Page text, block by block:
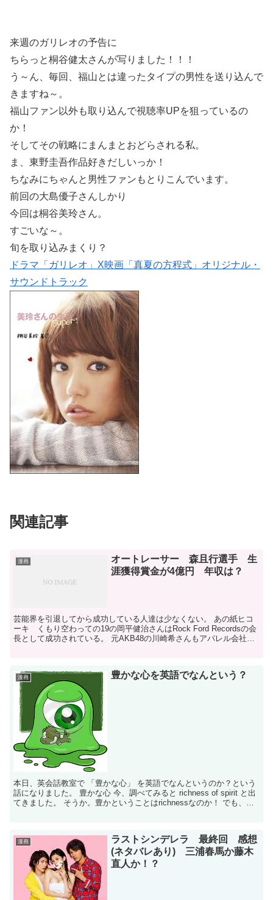
来週のガリレオの予告に
ちらっと桐谷健太さんが写りました！！！
う～ん、毎回、福山とは違ったタイプの男性を送り込んで
きますね～。
福山ファン以外も取り込んで視聴率UPを狙っているの
か！
そしてその戦略にまんまとおどらされる私。
ま、東野圭吾作品好きだしいっか！
ちなみにちゃんと男性ファンもとりこんでいます。
前回の大島優子さんしかり
今回は桐谷美玲さん。
すごいな～。
旬を取り込みまくり？
ドラマ「ガリレオ」X映画「真夏の方程式」オリジナル・
サウンドトラック
関連記事
漫画
オートレーサー 森且行選手 生
涯獲得賞金が4億円 年収は？
芸能界を引退してから成功している人達は少なくない。 あの紙ヒコ
ーキ くもり空わっての19の岡平健治さんはRock Ford Recordsの会
長として成功されている。 元AKB48の川崎希さんもアパレル会社ア
漫画 豊かな心を英語でなんという？
本日、英会話教室で 「豊かな心」 を英語でなんというのか？という
話になりました。 豊かな心 今、調べてみると richness of spirit と出
てきました。 そうか。豊かということはrichnessなのか！ でも、や
漫画
ラストシンデレラ 最終回 感想
(ネタバレあり) 三浦春馬か藤木
直人か！？